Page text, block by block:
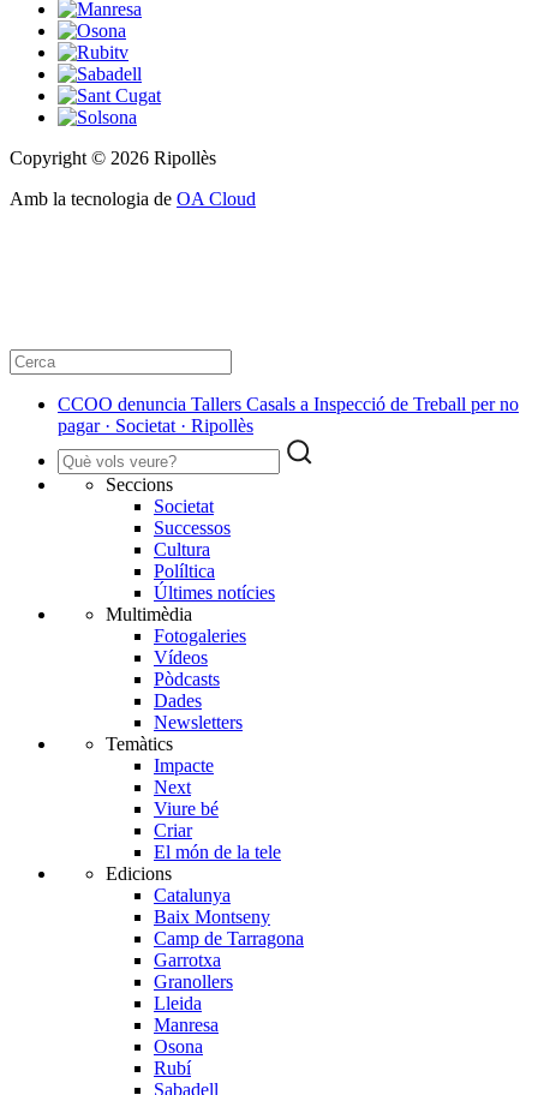
Copyright © 2026 Ripollès
Amb la tecnologia de OA Cloud
CCOO denuncia Tallers Casals a Inspecció de Treball per no
pagar · Societat · Ripollès
Seccions
Societat
Successos
Cultura
Políltica
Últimes notícies
Multimèdia
Fotogaleries
Vídeos
Pòdcasts
Dades
Newsletters
Temàtics
Impacte
Next
Viure bé
Criar
El món de la tele
Edicions
Catalunya
Baix Montseny
Camp de Tarragona
Garrotxa
Granollers
Lleida
Manresa
Osona
Rubí
Sabadell